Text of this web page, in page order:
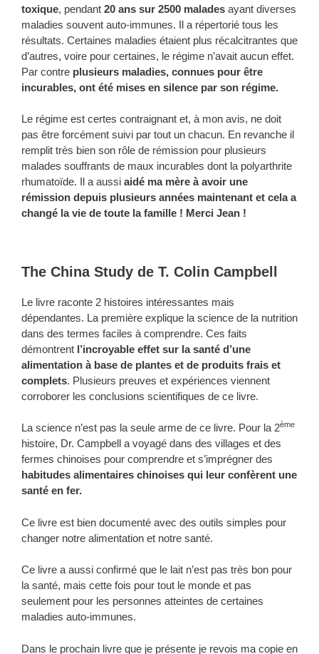
toxique, pendant 20 ans sur 2500 malades ayant diverses
maladies souvent auto-immunes. Il a répertorié tous les
résultats. Certaines maladies étaient plus récalcitrantes que
d’autres, voire pour certaines, le régime n’avait aucun effet.
Par contre plusieurs maladies, connues pour être
incurables, ont été mises en silence par son régime.
Le régime est certes contraignant et, à mon avis, ne doit
pas être forcément suivi par tout un chacun. En revanche il
remplit très bien son rôle de rémission pour plusieurs
malades souffrants de maux incurables dont la polyarthrite
rhumatoïde. Il a aussi aidé ma mère à avoir une
rémission depuis plusieurs années maintenant et cela a
changé la vie de toute la famille ! Merci Jean !
The China Study de T. Colin Campbell
Le livre raconte 2 histoires intéressantes mais
dépendantes. La première explique la science de la nutrition
dans des termes faciles à comprendre. Ces faits
démontrent l’incroyable effet sur la santé d’une
alimentation à base de plantes et de produits frais et
complets. Plusieurs preuves et expériences viennent
corroborer les conclusions scientifiques de ce livre.
La science n’est pas la seule arme de ce livre. Pour la 2ème
histoire, Dr. Campbell a voyagé dans des villages et des
fermes chinoises pour comprendre et s’imprégner des
habitudes alimentaires chinoises qui leur confèrent une
santé en fer.
Ce livre est bien documenté avec des outils simples pour
changer notre alimentation et notre santé.
Ce livre a aussi confirmé que le lait n’est pas très bon pour
la santé, mais cette fois pour tout le monde et pas
seulement pour les personnes atteintes de certaines
maladies auto-immunes.
Dans le prochain livre que je présente je revois ma copie en